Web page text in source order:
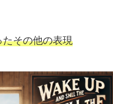
その他の表現